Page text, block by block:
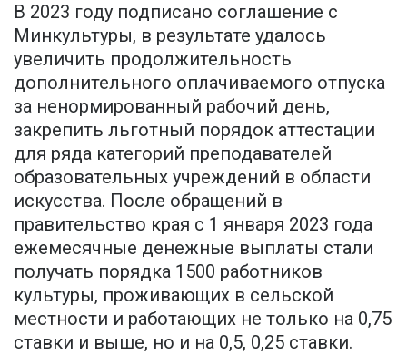
В 2023 году подписано соглашение с
Минкультуры, в результате удалось
увеличить продолжительность
дополнительного оплачиваемого отпуска
за ненормированный рабочий день,
закрепить льготный порядок аттестации
для ряда категорий преподавателей
образовательных учреждений в области
искусства. После обращений в
правительство края с 1 января 2023 года
ежемесячные денежные выплаты стали
получать порядка 1500 работников
культуры, проживающих в сельской
местности и работающих не только на 0,75
ставки и выше, но и на 0,5, 0,25 ставки.